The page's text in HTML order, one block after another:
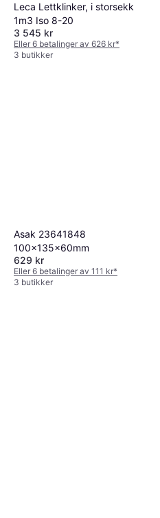
Express Grå 310 Tube
149 kr
4 butikker
Leca Lettklinker, i storsekk
1m3 Iso 8-20
3 545 kr
Eller 6 betalinger av 626 kr*
3 butikker
Asak 23641848
100x135x60mm
629 kr
Eller 6 betalinger av 111 kr*
3 butikker